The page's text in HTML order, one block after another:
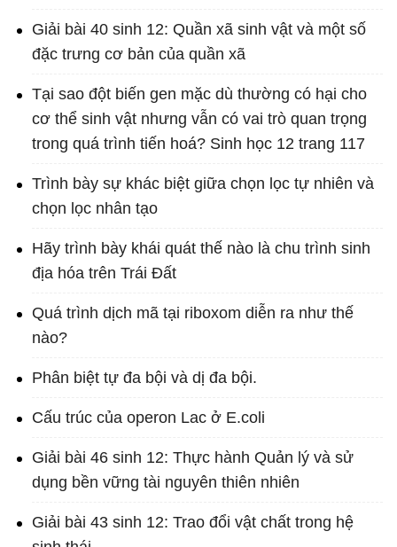
Giải bài 40 sinh 12: Quần xã sinh vật và một số
đặc trưng cơ bản của quần xã
Tại sao đột biến gen mặc dù thường có hại cho
cơ thể sinh vật nhưng vẫn có vai trò quan trọng
trong quá trình tiến hoá? Sinh học 12 trang 117
Trình bày sự khác biệt giữa chọn lọc tự nhiên và
chọn lọc nhân tạo
Hãy trình bày khái quát thế nào là chu trình sinh
địa hóa trên Trái Đất
Quá trình dịch mã tại riboxom diễn ra như thế
nào?
Phân biệt tự đa bội và dị đa bội.
Cấu trúc của operon Lac ở E.coli
Giải bài 46 sinh 12: Thực hành Quản lý và sử
dụng bền vững tài nguyên thiên nhiên
Giải bài 43 sinh 12: Trao đổi vật chất trong hệ